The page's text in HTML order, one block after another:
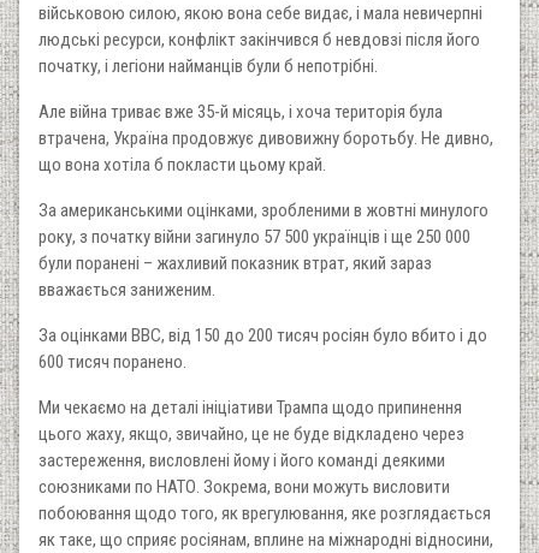
військовою силою, якою вона себе видає, і мала невичерпні
людські ресурси, конфлікт закінчився б невдовзі після його
початку, і легіони найманців були б непотрібні.
Але війна триває вже 35-й місяць, і хоча територія була
втрачена, Україна продовжує дивовижну боротьбу. Не дивно,
що вона хотіла б покласти цьому край.
За американськими оцінками, зробленими в жовтні минулого
року, з початку війни загинуло 57 500 українців і ще 250 000
були поранені – жахливий показник втрат, який зараз
вважається заниженим.
За оцінками BBC, від 150 до 200 тисяч росіян було вбито і до
600 тисяч поранено.
Ми чекаємо на деталі ініціативи Трампа щодо припинення
цього жаху, якщо, звичайно, це не буде відкладено через
застереження, висловлені йому і його команді деякими
союзниками по НАТО. Зокрема, вони можуть висловити
побоювання щодо того, як врегулювання, яке розглядається
як таке, що сприяє росіянам, вплине на міжнародні відносини,